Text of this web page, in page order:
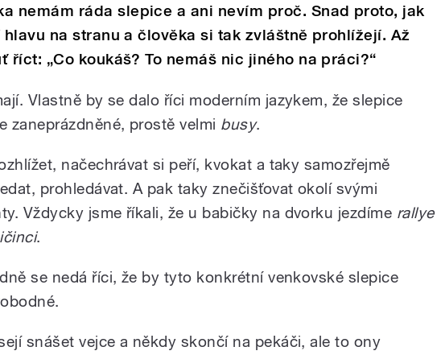
nemám ráda slepice a ani nevím proč. Snad proto, jak
hlavu na stranu a člověka si tak zvláštně prohlížejí. Až
říct: „Co koukáš? To nemáš nic jiného na práci?“
Vlastně by se dalo říci moderním jazykem, že slepice
zaneprázdněné, prostě velmi busy.
načechrávat si peří, kvokat a taky samozřejmě
prohledávat. A pak taky znečišťovat okolí svými
Vždycky jsme říkali, že u babičky na dvorku jezdíme rallye
.
se nedá říci, že by tyto konkrétní venkovské slepice
snášet vejce a někdy skončí na pekáči, ale to ony